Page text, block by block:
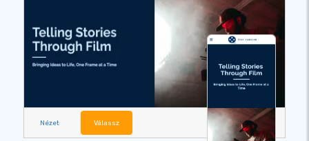
Nézet Válassz